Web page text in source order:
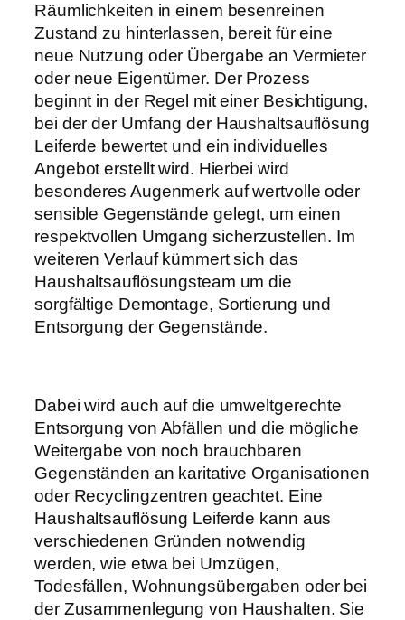
Räumlichkeiten in einem besenreinen
Zustand zu hinterlassen, bereit für eine
neue Nutzung oder Übergabe an Vermieter
oder neue Eigentümer. Der Prozess
beginnt in der Regel mit einer Besichtigung,
bei der der Umfang der Haushaltsauflösung
Leiferde bewertet und ein individuelles
Angebot erstellt wird. Hierbei wird
besonderes Augenmerk auf wertvolle oder
sensible Gegenstände gelegt, um einen
respektvollen Umgang sicherzustellen. Im
weiteren Verlauf kümmert sich das
Haushaltsauflösungsteam um die
sorgfältige Demontage, Sortierung und
Entsorgung der Gegenstände.
Dabei wird auch auf die umweltgerechte
Entsorgung von Abfällen und die mögliche
Weitergabe von noch brauchbaren
Gegenständen an karitative Organisationen
oder Recyclingzentren geachtet. Eine
Haushaltsauflösung Leiferde kann aus
verschiedenen Gründen notwendig
werden, wie etwa bei Umzügen,
Todesfällen, Wohnungsübergaben oder bei
der Zusammenlegung von Haushalten. Sie